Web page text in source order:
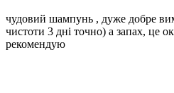
чудовий шампунь , дуже добре
чистоти 3 дні точно) а запах, це
рекомендую